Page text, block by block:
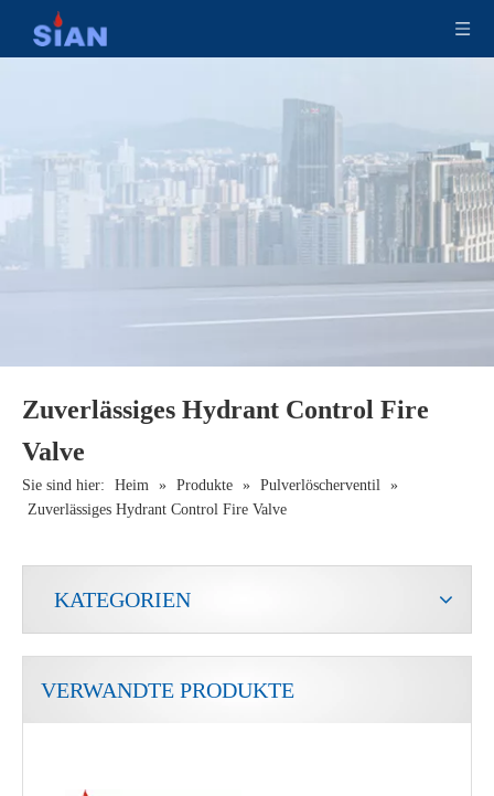
Zuverlässiges Hydrant Control Fire
Valve
Sie sind hier: Heim » Produkte » Pulverlöscherventil »
Zuverlässiges Hydrant Control Fire Valve
KATEGORIEN
VERWANDTE PRODUKTE
Hochdruck-CO2-Gasflaschenventile CO2-Sicherheitssteuerung Gasflaschenventile
Kundenspezifisches kompaktes Gefrier-LPG-Ventil